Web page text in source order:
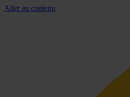
Aller au contenu